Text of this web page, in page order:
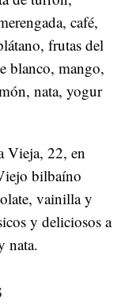
café,
frutas del
blanco, mango,
nata, yogur
Vieja, 22, en
bilbaíno
vainilla y
y deliciosos a
nata.